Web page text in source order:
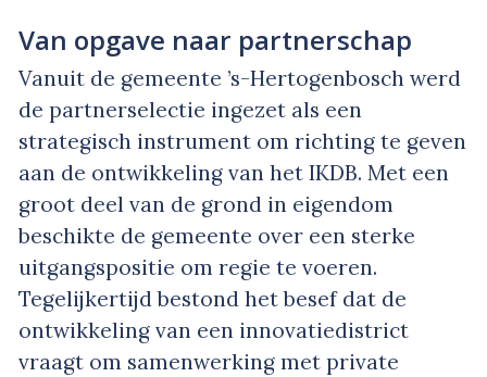
Van opgave naar partnerschap
Vanuit de gemeente ’s-Hertogenbosch werd
de partnerselectie ingezet als een
strategisch instrument om richting te geven
aan de ontwikkeling van het IKDB. Met een
groot deel van de grond in eigendom
beschikte de gemeente over een sterke
uitgangspositie om regie te voeren.
Tegelijkertijd bestond het besef dat de
ontwikkeling van een innovatiedistrict
vraagt om samenwerking met private